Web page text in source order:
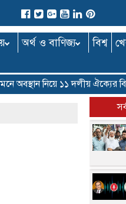
অর্থ ও বাণিজ্য বিশ্ব
নিয়ে ১১ দলীয় ঐক্যের